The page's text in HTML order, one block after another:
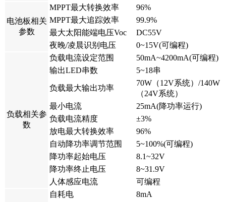
电池板相关
参数
MPPT最大转换效率
96%
MPPT最大追踪效率
99.9%
最大太阳能端电压Voc
DC55V
夜晚/凌晨识别电压
0~15V(可编程)
负载相关参
数
负载电流设定范围
50mA~4200mA(可编程)
输出LED串数
5~18串
负载最大输出功率
70W（12V系统）/140W
（24V系统）
最小电流
25mA(降功率运行)
负载电流精度
±3%
放电最大转换效率
96%
自动降功率调节范围
5~100%(可编程)
降功率起始电压
8.1~32V
降功率终止电压
8~31.9V
人体感应电流
可编程
自耗电 8mA